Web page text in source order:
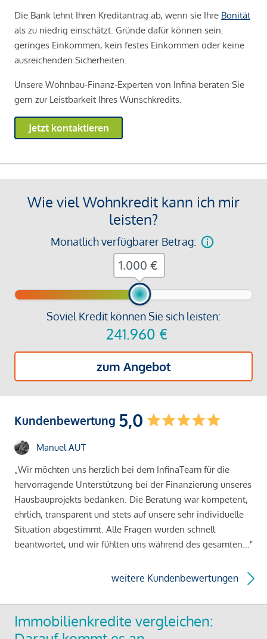
Die Bank lehnt Ihren Kreditantrag ab, wenn sie Ihre Bonität
als zu niedrig einschätzt. Gründe dafür können sein:
geringes Einkommen, kein festes Einkommen oder keine
ausreichenden Sicherheiten.
Unsere Wohnbau-Finanz-Experten von Infina beraten Sie
gern zur Leistbarkeit Ihres Wunschkredits.
Jetzt kontaktieren
Wie viel Wohnkredit kann ich mir
leisten?
Monatlich verfügbarer Betrag:
Soviel Kredit können Sie sich leisten:
241.960 €
zum Angebot
€
Kundenbewertung 5,0
Manuel AUT
„Wir möchten uns herzlich bei dem InfinaTeam für die
hervorragende Unterstützung bei der Finanzierung unseres
Hausbauprojekts bedanken. Die Beratung war kompetent,
ehrlich, transparent und stets auf unsere sehr individuelle
Situation abgestimmt. Alle Fragen wurden schnell
beantwortet, und wir fühlten uns während des gesamten..."
weitere Kundenbewertungen
Immobilienkredite vergleichen: